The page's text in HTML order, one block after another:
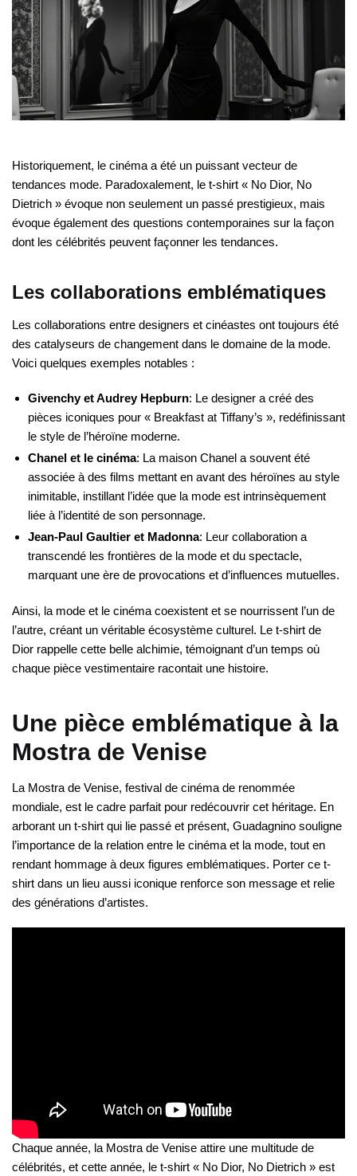
Historiquement, le cinéma a été un puissant vecteur de
tendances mode. Paradoxalement, le t-shirt « No Dior, No
Dietrich » évoque non seulement un passé prestigieux, mais
évoque également des questions contemporaines sur la façon
dont les célébrités peuvent façonner les tendances.
Les collaborations emblématiques
Les collaborations entre designers et cinéastes ont toujours été
des catalyseurs de changement dans le domaine de la mode.
Voici quelques exemples notables :
Givenchy et Audrey Hepburn: Le designer a créé des
pièces iconiques pour « Breakfast at Tiffany’s », redéfinissant
le style de l’héroïne moderne.
Chanel et le cinéma: La maison Chanel a souvent été
associée à des films mettant en avant des héroïnes au style
inimitable, instillant l’idée que la mode est intrinsèquement
liée à l’identité de son personnage.
Jean-Paul Gaultier et Madonna: Leur collaboration a
transcendé les frontières de la mode et du spectacle,
marquant une ère de provocations et d’influences mutuelles.
Ainsi, la mode et le cinéma coexistent et se nourrissent l’un de
l’autre, créant un véritable écosystème culturel. Le t-shirt de
Dior rappelle cette belle alchimie, témoignant d’un temps où
chaque pièce vestimentaire racontait une histoire.
Une pièce emblématique à la
Mostra de Venise
La Mostra de Venise, festival de cinéma de renommée
mondiale, est le cadre parfait pour redécouvrir cet héritage. En
arborant un t-shirt qui lie passé et présent, Guadagnino souligne
l’importance de la relation entre le cinéma et la mode, tout en
rendant hommage à deux figures emblématiques. Porter ce t-
shirt dans un lieu aussi iconique renforce son message et relie
des générations d’artistes.
Chaque année, la Mostra de Venise attire une multitude de
célébrités, et cette année, le t-shirt « No Dior, No Dietrich » est